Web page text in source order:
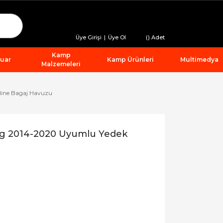
Üye Girişi | Üye Ol () Adet
Kamp
Malzemeleri
Kamp Ürünleri Multimedya
Bagaj Havuzu
2014-2020 Uyumlu Yedek